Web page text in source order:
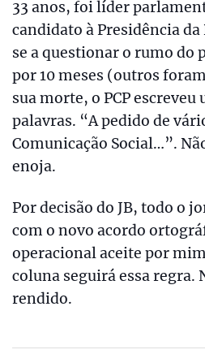
33 anos, foi líder
candidato à Presidência
se a questionar o rumo do
por 10 meses (outros
sua morte, o PCP
palavras. “A pedido de
Comunicação Social…”.
enoja.
Por decisão do JB, todo o
com o novo acordo
operacional aceite por
coluna seguirá essa regra.
rendido.